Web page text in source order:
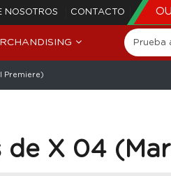
NOSOTROS CONTACTO
Premiere)
de X 04